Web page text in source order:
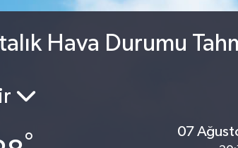
Hava Durumu
°
07